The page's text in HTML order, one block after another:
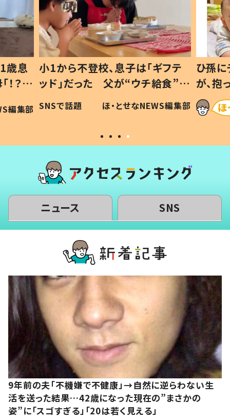
歳息
？」
編集部
小1から不登校、息子は「ギフテ
ッド」だった 父が“ウチ給食”を
作り続ける理由とは #令和の親
#令和の子
SNSで話題 ほ・とせなNEWS編集部
ひ孫
が、
「涙が
い」
ニュース SNS
9年前の夫「不機嫌で不健康」→自然に逆らわない生
活を送った結果…42歳になった現在の”まさかの
姿”に「スゴすぎる」「20は若く見える」